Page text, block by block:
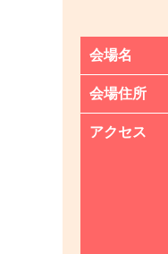
会場名
会場住所
アクセス